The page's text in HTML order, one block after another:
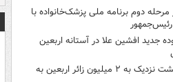
مرحله دوم برنامه ملی پزشک‌خانواده با
جدید افشین علا در آستانه اربعین
بازگشت نزدیک به ۲ میلیون زائر اربعین به